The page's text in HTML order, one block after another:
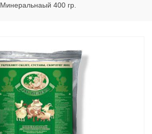
Минеральнаый 400 гр.